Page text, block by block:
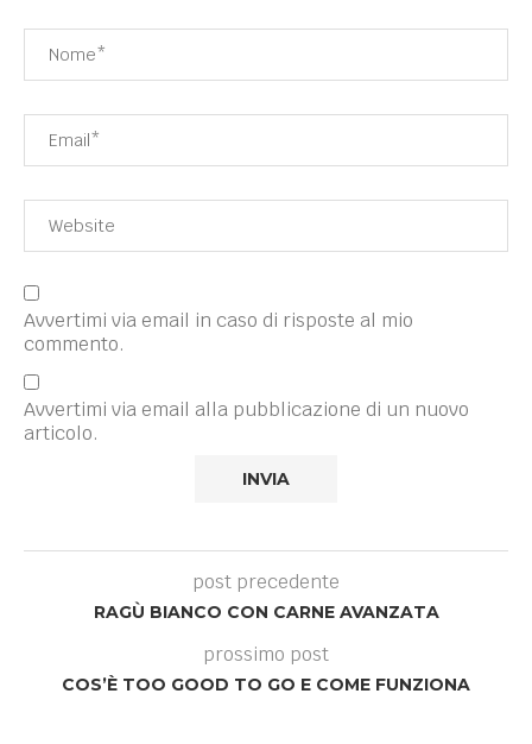
Avvertimi via email in caso di risposte al mio
commento.
Avvertimi via email alla pubblicazione di un nuovo
articolo.
post precedente
RAGÙ BIANCO CON CARNE AVANZATA
prossimo post
COS’È TOO GOOD TO GO E COME FUNZIONA